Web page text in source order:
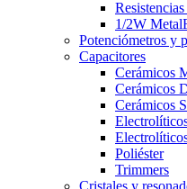
1/2W
Potenciómetros y
Capacitores
Cerámicos
Cerámicos
Cerámicos
Poliéster
Trimmers
Cristales y